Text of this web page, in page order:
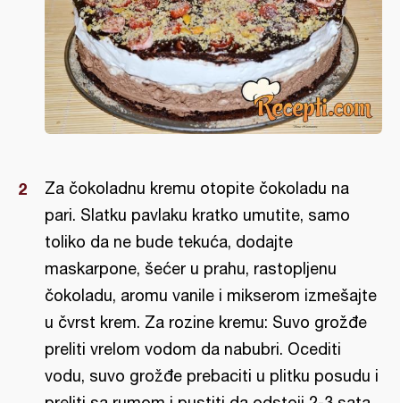
Za čokoladnu kremu otopite čokoladu na
pari. Slatku pavlaku kratko umutite, samo
toliko da ne bude tekuća, dodajte
maskarpone, šećer u prahu, rastopljenu
čokoladu, aromu vanile i mikserom izmešajte
u čvrst krem. Za rozine kremu: Suvo grožđe
preliti vrelom vodom da nabubri. Ocediti
vodu, suvo grožđe prebaciti u plitku posudu i